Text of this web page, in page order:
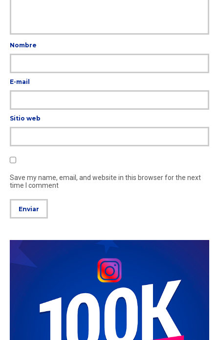
Nombre
E-mail
Sitio web
Save my name, email, and website in this browser for the next
time I comment